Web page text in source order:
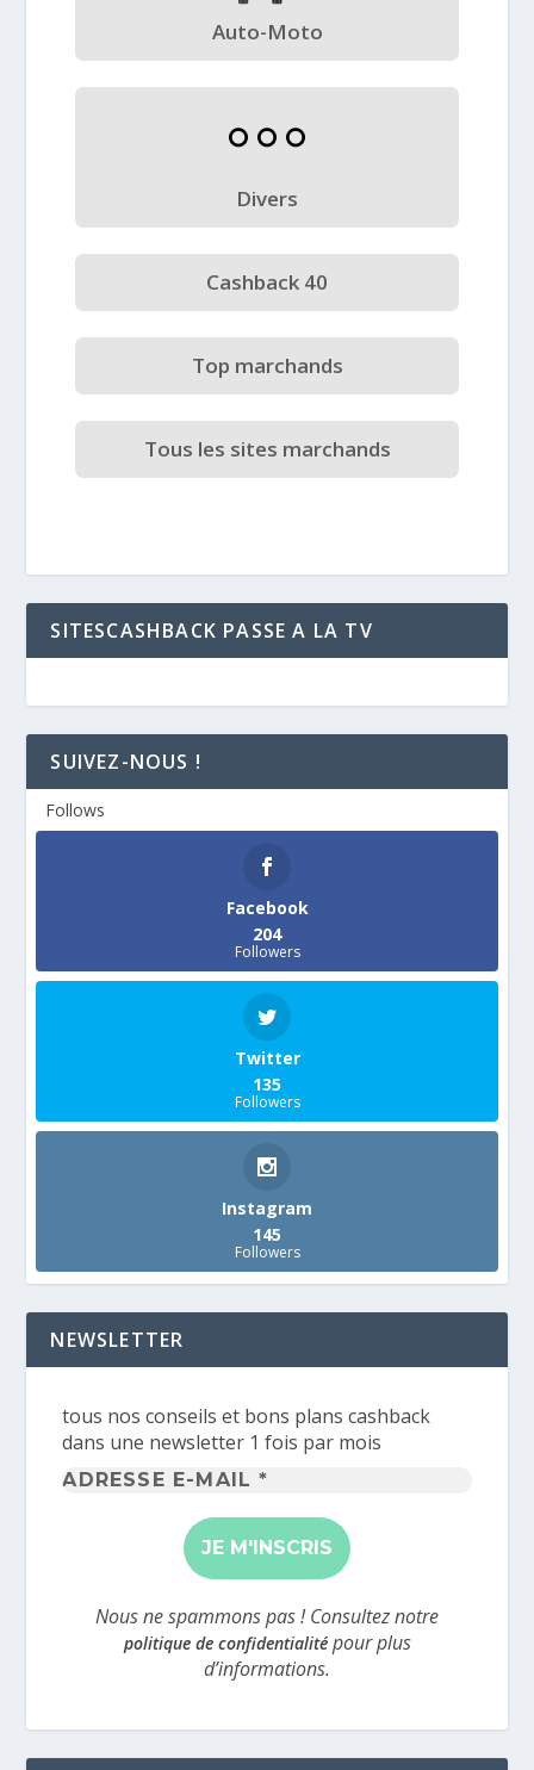
Auto-Moto
Divers
Cashback 40
Top marchands
Tous les sites marchands
SITESCASHBACK PASSE A LA TV
SUIVEZ-NOUS !
Follows
Facebook
204
Followers
Twitter
135
Followers
Instagram
145
Followers
NEWSLETTER
tous nos conseils et bons plans cashback
dans une newsletter 1 fois par mois
Adresse
mail
*
Nous ne spammons pas ! Consultez notre
politique de confidentialitépour plus
d’informations.